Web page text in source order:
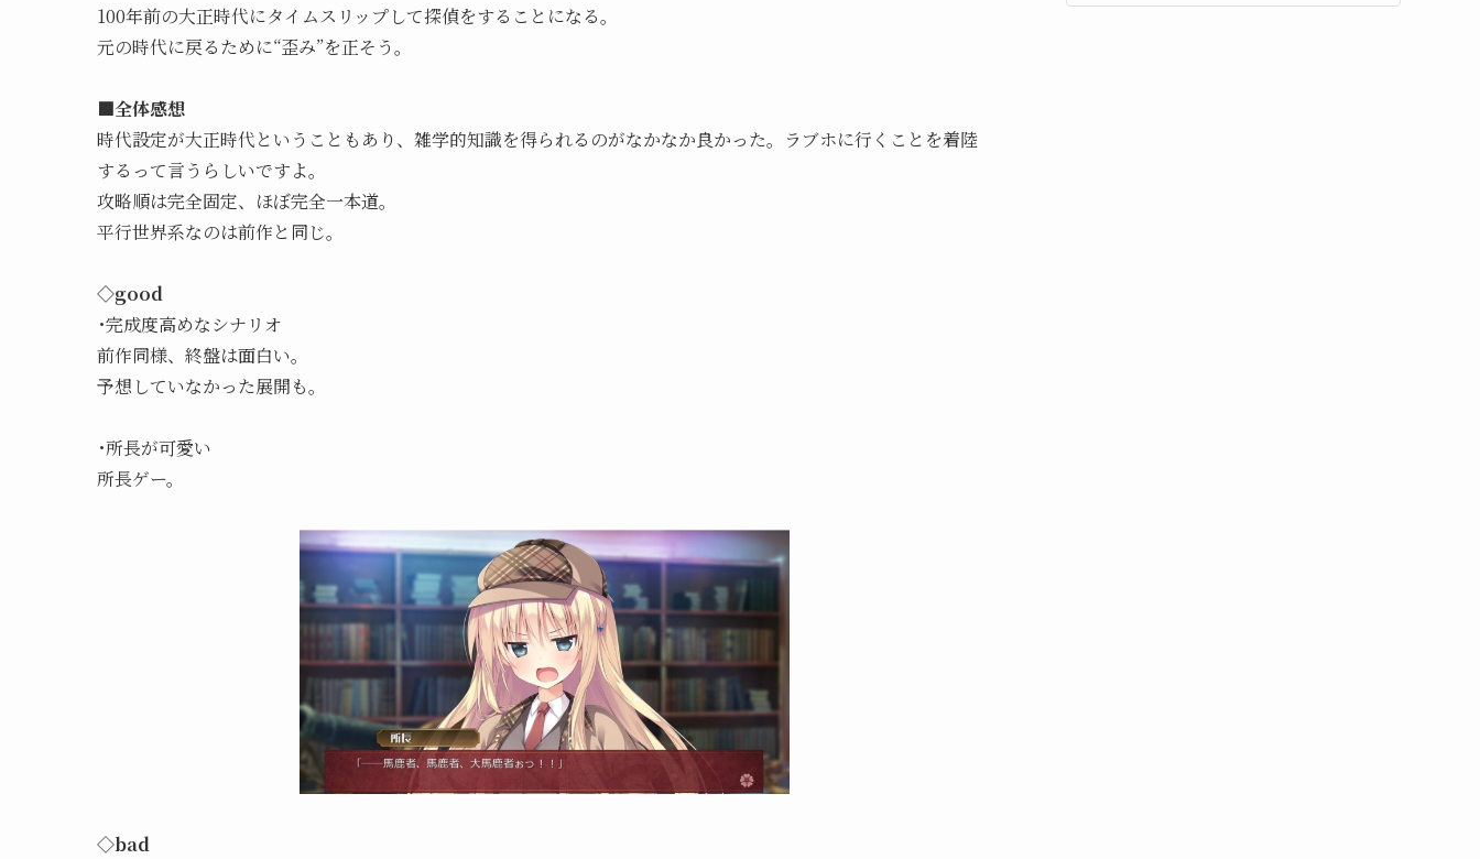
100年前の大正時代にタイムスリップして探偵をすることになる。
元の時代に戻るために“歪み”を正そう。
■全体感想
時代設定が大正時代ということもあり、雑学的知識を得られるのがなかなか良かった。ラブホに行くことを着陸
するって言うらしいですよ。
攻略順は完全固定、ほぼ完全一本道。
平行世界系なのは前作と同じ。
◇good
･完成度高めなシナリオ
前作同様、終盤は面白い。
予想していなかった展開も。
･所長が可愛い
所長ゲー。
◇bad